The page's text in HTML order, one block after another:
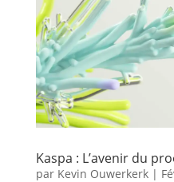
Kaspa : L’avenir du
par Kevin Ouwerkerk|